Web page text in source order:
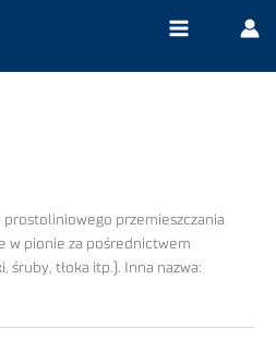
przemieszczania
w pionie za pośrednictwem
tłoka itp.). Inna nazwa: